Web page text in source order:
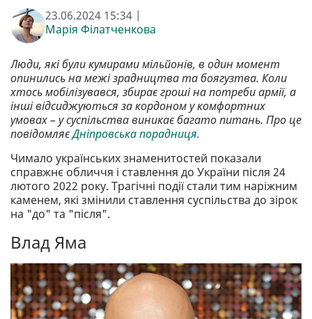
23.06.2024 15:34 |
Марія Філатченкова
Люди, які були кумирами мільйонів, в один момент
опинились на межі зрадництва та боягузтва. Коли
хтось мобілізувався, збирає гроші на потреби армії, а
інші відсиджуються за кордоном у комфортних
умовах – у суспільства виникає багато питань. Про це
повідомляєДніпровська порадниця.
Чимало українських знаменитостей показали
справжнє обличчя і ставлення до України після 24
лютого 2022 року. Трагічні події стали тим наріжним
каменем, які змінили ставлення суспільства до зірок
на "до" та "після".
Влад Яма